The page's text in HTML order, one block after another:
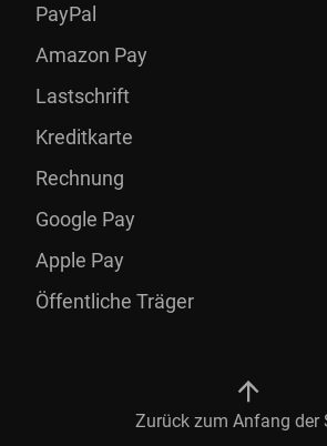
Zurück zum Anfang der
PayPal
Amazon Pay
Lastschrift
Kreditkarte
Rechnung
Google Pay
Apple Pay
Öffentliche Träger